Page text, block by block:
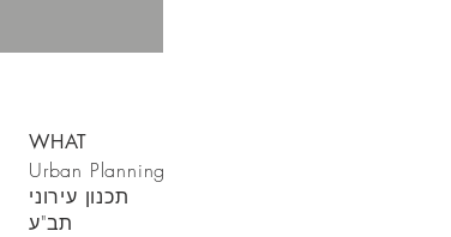
WHAT
Urban Planning
תכנון עירוני
תב"ע